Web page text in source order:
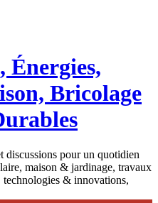
Énergies,
Bricolage
discussions pour un quotidien
maison & jardinage, travaux
& innovations,